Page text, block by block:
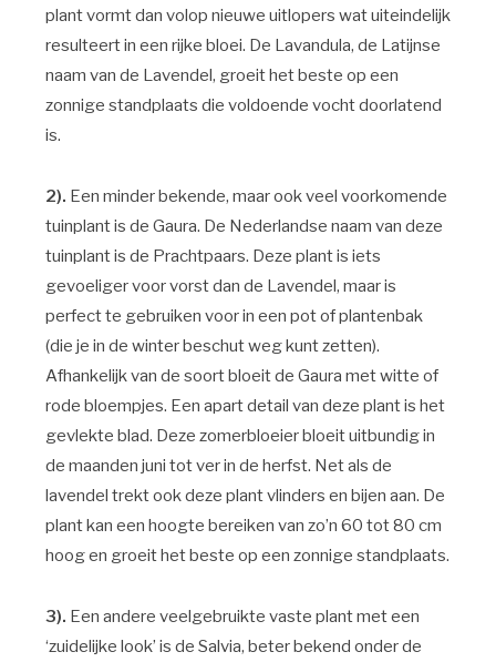
plant vormt dan volop nieuwe uitlopers wat uiteindelijk
resulteert in een rijke bloei. De Lavandula, de Latijnse
naam van de Lavendel, groeit het beste op een
zonnige standplaats die voldoende vocht doorlatend
is.
2). Een minder bekende, maar ook veel voorkomende
tuinplant is de Gaura. De Nederlandse naam van deze
tuinplant is de Prachtpaars. Deze plant is iets
gevoeliger voor vorst dan de Lavendel, maar is
perfect te gebruiken voor in een pot of plantenbak
(die je in de winter beschut weg kunt zetten).
Afhankelijk van de soort bloeit de Gaura met witte of
rode bloempjes. Een apart detail van deze plant is het
gevlekte blad. Deze zomerbloeier bloeit uitbundig in
de maanden juni tot ver in de herfst. Net als de
lavendel trekt ook deze plant vlinders en bijen aan. De
plant kan een hoogte bereiken van zo’n 60 tot 80 cm
hoog en groeit het beste op een zonnige standplaats.
3). Een andere veelgebruikte vaste plant met een
‘zuidelijke look’ is de Salvia, beter bekend onder de